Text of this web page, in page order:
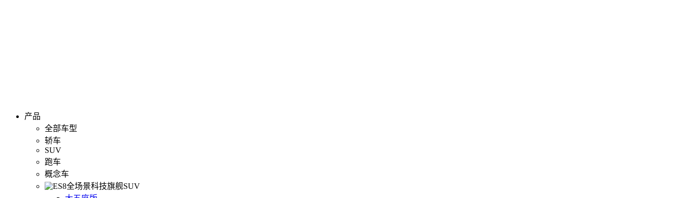
产品
全部车型
轿车
SUV
跑车
概念车
全场景科技旗舰SUV